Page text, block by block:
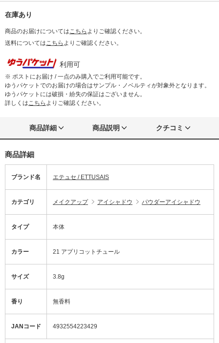
在庫あり
商品のお届けについてはこちら よりご確認ください。
送料についてはこちら よりご確認ください。
利用可
※ ポストにお届け / 一点のみ購入でご利用可能です。
ゆうパケットでのお届けの場合はサンプル・ノベルティが対象外となります。
ゆうパケットには破損・紛失の保証はございません。
詳しくはこちら よりご確認ください。
商品詳細 商品説明 クチコミ
商品詳細
ブランド名 エテュセ / ETTUSAIS
カテゴリ メイクアップ アイシャドウ パウダーアイシャドウ
タイプ 本体
カラー 21 アプリコットチュール
サイズ 3.8g
香り 無香料
JANコード 4932554223429